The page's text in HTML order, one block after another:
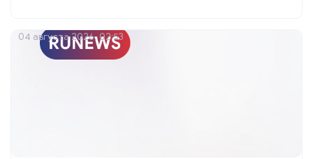
04 августа 2026, 02:53